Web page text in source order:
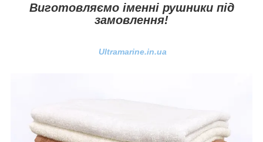
Виготовляємо іменні рушники під
замовлення!
Ultramarine.in.ua